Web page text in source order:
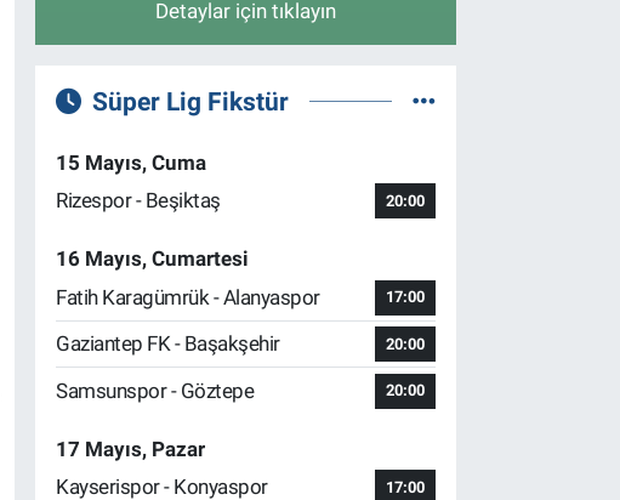
Detaylar için tıklayın
Süper Lig Fikstür
15 Mayıs, Cuma
Rizespor - Beşiktaş
20:00
16 Mayıs, Cumartesi
Fatih Karagümrük - Alanyaspor
17:00
Gaziantep FK - Başakşehir 20:00
Samsunspor - Göztepe 20:00
17 Mayıs, Pazar
Kayserispor - Konyaspor
17:00